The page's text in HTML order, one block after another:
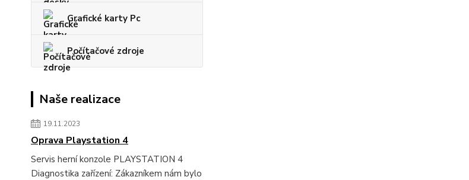
Grafické karty Pc
Počítačové zdroje
Naše realizace
19.11.2023
Oprava Playstation 4
Servis herní konzole PLAYSTATION 4
Diagnostika zařízení: Zákazníkem nám bylo